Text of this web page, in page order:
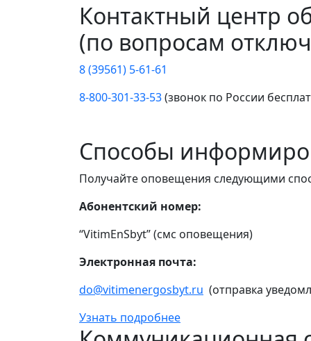
Контактный центр
(по вопросам
8 (39561) 5-61-61
8-800-301-33-53(звонок по России
Способы
Получайте оповещения следующими
Абонентский номер:
“VitimEnSbyt” (смс оповещения)
Электронная почта:
do@vitimenergosbyt.ru (отправка
Узнать подробнее